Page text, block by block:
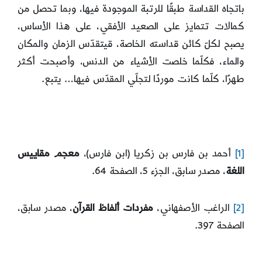
باتجاه القداسة طبقًا للرتبة الموجودة فيها، وبما تحصل من
كمالات تتمايز على الصعيد الأفقي، على هذا الأساس،
يصبح لكلّ كائن قداسته الخاصة، قيتقدّس الزمان والمكان
والماء، فكلّما خلصت الأشياء من الدنس، وأصبحت أكثر
طهرًا، كلّما كانت موردًا لتجلّي المقدّس فيها… يتبع.
[1] أحمد بن فارس بن زكريا (ابن فارس)،معجم مقاييس
اللغة، مصدر سابق، الجزء 5، الصفحة 64.
[2] الراغب الأصفهاني، مفردات ألفاظ القرآن، مصدر سابق،
الصفحة 397.